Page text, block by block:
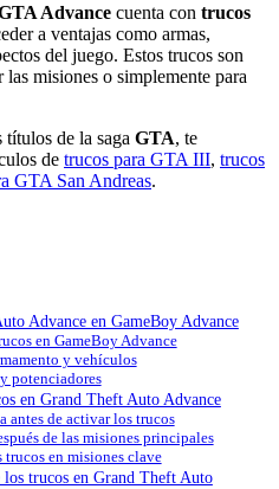
Advance cuenta con trucos
a ventajas como armas,
del juego. Estos trucos son
misiones o simplemente para
títulos de la saga GTA, te
de trucos para GTA III, trucos
GTA San Andreas.
Advance en GameBoy Advance
en GameBoy Advance
y vehículos
potenciadores
en Grand Theft Auto Advance
antes de activar los trucos
de las misiones principales
trucos en misiones clave
los trucos en Grand Theft Auto